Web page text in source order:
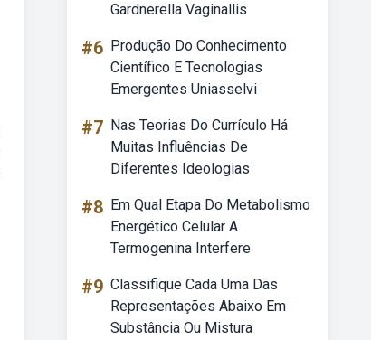
Gardnerella Vaginallis
#6 Produção Do Conhecimento
Científico E Tecnologias
Emergentes Uniasselvi
#7 Nas Teorias Do Currículo Há
Muitas Influências De
Diferentes Ideologias
#8 Em Qual Etapa Do Metabolismo
Energético Celular A
Termogenina Interfere
#9 Classifique Cada Uma Das
Representações Abaixo Em
Substância Ou Mistura